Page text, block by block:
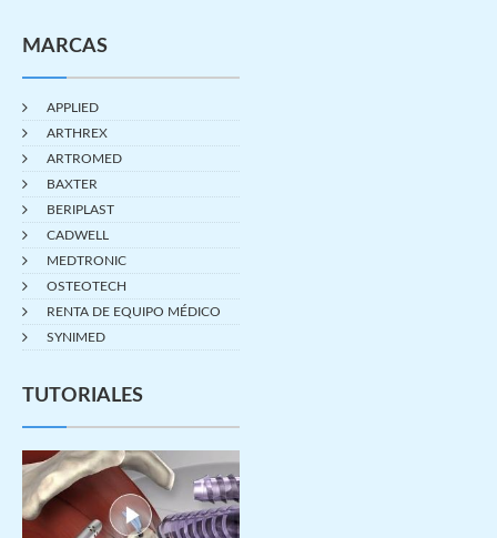
MARCAS
APPLIED
ARTHREX
ARTROMED
BAXTER
BERIPLAST
CADWELL
MEDTRONIC
OSTEOTECH
RENTA DE EQUIPO MÉDICO
SYNIMED
TUTORIALES